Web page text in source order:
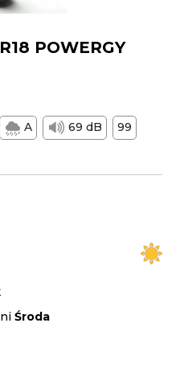
POWERGY
A 69 dB
99
Środa